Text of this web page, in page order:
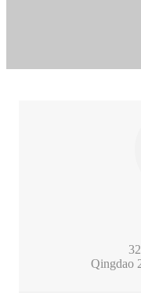
Qingdao